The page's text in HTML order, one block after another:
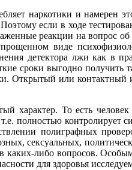
наркотики и намерен
если в ходе
реакции на вопрос
виде
детектора лжи как в
сроки выгодно
Открытый или контактный
То есть человек
полностью контролирует
полиграфных
сексуальных,
либо вопросов.
для здоровья